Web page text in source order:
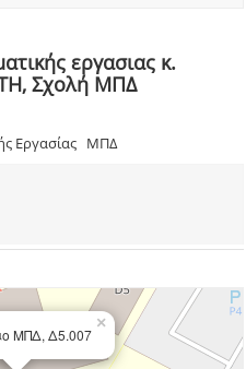
εργασιας κ.
Σχολή ΜΠΔ
Εργασίας ΜΠΔ
×
ΜΠΔ, Δ5.007